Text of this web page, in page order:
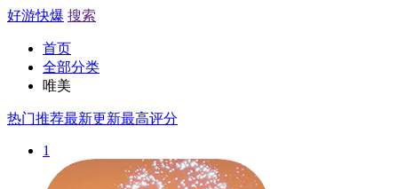
好游快爆 搜索
首页
全部分类
唯美
热门推荐最新更新最高评分
1